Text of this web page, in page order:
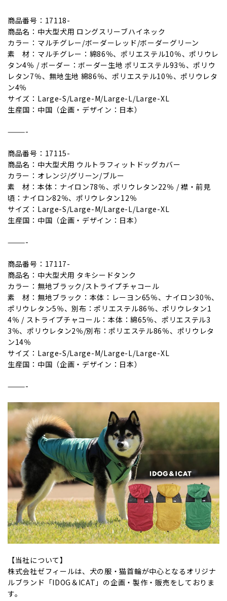
商品番号：17118-
商品名：中大型犬用 ロングスリーブハイネック
カラー：マルチグレー/ボーダーレッド/ボーダーグリーン
素 材：マルチグレー：綿86％、ポリエステル10％、ポリウレ
タン4％ / ボーダー：ボーダー生地 ポリエステル93％、ポリウ
レタン7％、無地生地 綿86％、ポリエステル10％、ポリウレタ
ン4％
サイズ：Large-S/Large-M/Large-L/Large-XL
生産国：中国（企画・デザイン：日本）
———-
商品番号：17115-
商品名：中大型犬用 ウルトラフィットドッグカバー
カラー：オレンジ/グリーン/ブルー
素 材：本体：ナイロン78％、ポリウレタン22％ / 襟・前見
頃：ナイロン82％、ポリウレタン12％
サイズ：Large-S/Large-M/Large-L/Large-XL
生産国：中国（企画・デザイン：日本）
———-
商品番号：17117-
商品名：中大型犬用 タキシードタンク
カラー：無地ブラック/ストライプチャコール
素 材：無地ブラック：本体：レーヨン65％、ナイロン30％、
ポリウレタン5％、別布：ポリエステル86％、ポリウレタン1
4％ / ストライプチャコール：本体：綿65％、ポリエステル3
3％、ポリウレタン2％/別布：ポリエステル86％、ポリウレタ
ン14％
サイズ：Large-S/Large-M/Large-L/Large-XL
生産国：中国（企画・デザイン：日本）
———-
【当社について】
株式会社ゼフィールは、犬の服・猫首輪が中心となるオリジナ
ルブランド「IDOG＆ICAT」の企画・製作・販売をしておりま
す。